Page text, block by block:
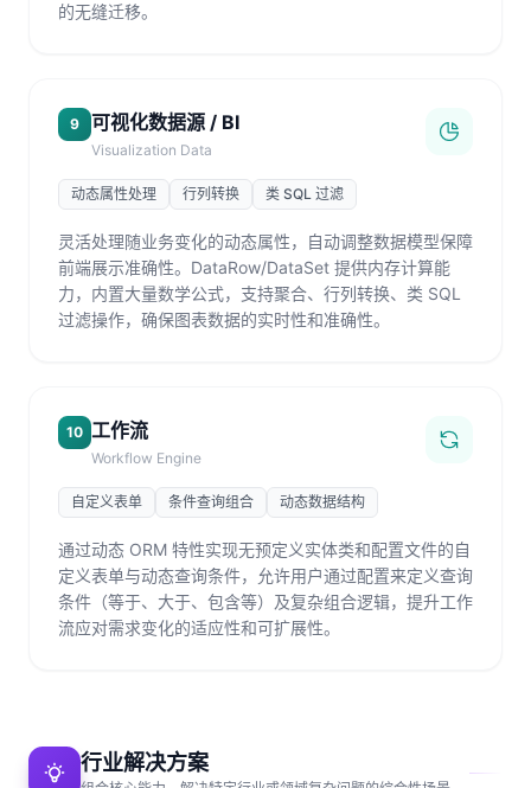
的无缝迁移。
9 可视化数据源 / BI
Visualization Data
动态属性处理 行列转换 类 SQL 过滤
灵活处理随业务变化的动态属性，自动调整数据模型保障
前端展示准确性。DataRow/DataSet 提供内存计算能
力，内置大量数学公式，支持聚合、行列转换、类 SQL
过滤操作，确保图表数据的实时性和准确性。
10 工作流
Workflow Engine
自定义表单 条件查询组合 动态数据结构
通过动态 ORM 特性实现无预定义实体类和配置文件的自
定义表单与动态查询条件，允许用户通过配置来定义查询
条件（等于、大于、包含等）及复杂组合逻辑，提升工作
流应对需求变化的适应性和可扩展性。
行业解决方案